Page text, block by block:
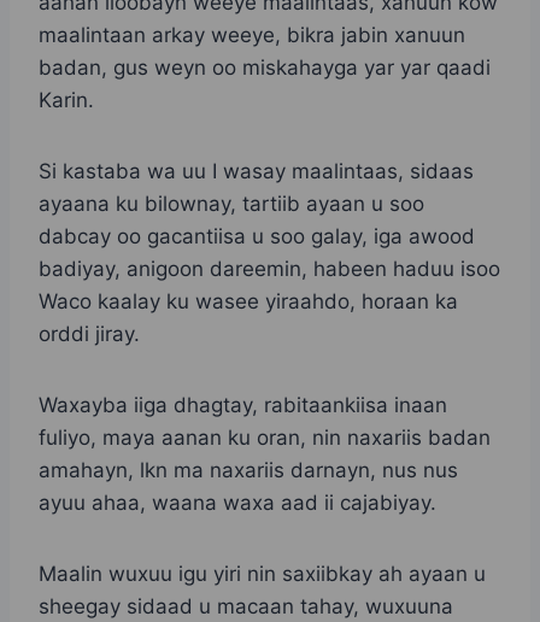
maalintaan arkay weeye, bikra jabin xanuun
badan, gus weyn oo miskahayga yar yar qaadi
Karin.
Si kastaba wa uu I wasay maalintaas, sidaas
ayaana ku bilownay, tartiib ayaan u soo
dabcay oo gacantiisa u soo galay, iga awood
badiyay, anigoon dareemin, habeen haduu isoo
Waco kaalay ku wasee yiraahdo, horaan ka
orddi jiray.
Waxayba iiga dhagtay, rabitaankiisa inaan
fuliyo, maya aanan ku oran, nin naxariis badan
amahayn, lkn ma naxariis darnayn, nus nus
ayuu ahaa, waana waxa aad ii cajabiyay.
Maalin wuxuu igu yiri nin saxiibkay ah ayaan u
sheegay sidaad u macaan tahay, wuxuuna